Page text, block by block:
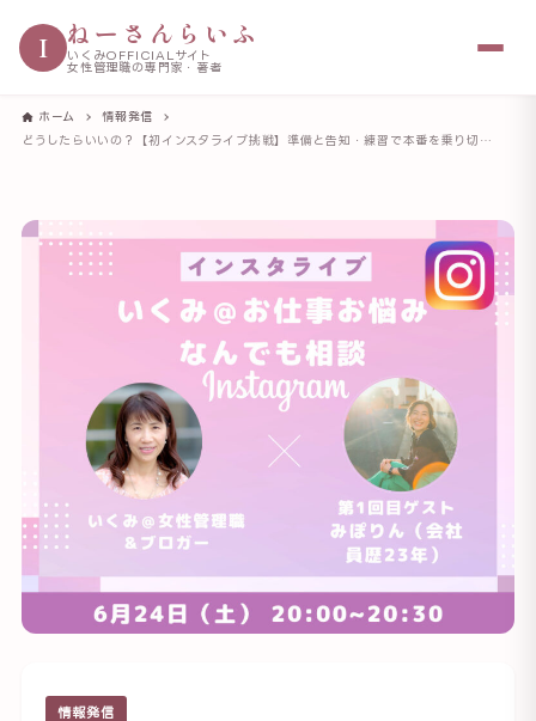
I ねーさんらいふ
いくみOFFICIALサイト
女性管理職の専門家・著者
ホーム
情報発信
どうしたらいいの？【初インスタライブ挑戦】準備と告知・練習で本番を乗り切った
情報発信